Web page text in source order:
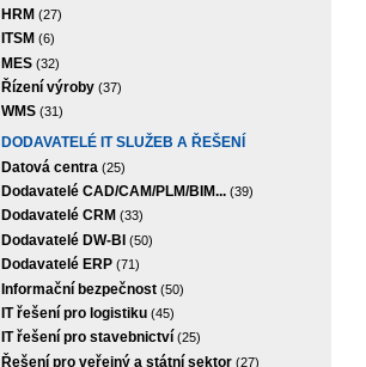
HRM (27)
ITSM (6)
MES(32)
Řízení výroby(37)
WMS(31)
DODAVATELÉ IT SLUŽEB A ŘEŠENÍ
Datová centra (25)
Dodavatelé CAD/CAM/PLM/BIM...(39)
Dodavatelé CRM (33)
Dodavatelé DW-BI (50)
Dodavatelé ERP(71)
Informační bezpečnost(50)
IT řešení pro logistiku(45)
IT řešení pro stavebnictví(25)
Řešení pro veřejný a státní sektor(27)